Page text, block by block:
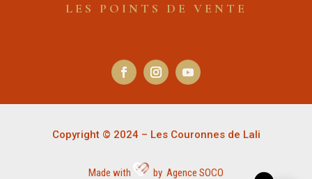
LES POINTS DE VENTE
Copyright © 2024 – Les Couronnes de Lali
Made with by Agence SOCO